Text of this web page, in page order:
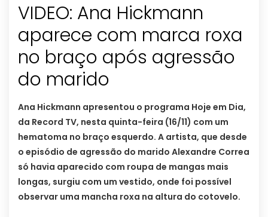
VIDEO: Ana Hickmann
aparece com marca roxa
no braço após agressão
do marido
Ana Hickmann apresentou o programa Hoje em Dia,
da Record TV, nesta quinta-feira (16/11) com um
hematoma no braço esquerdo. A artista, que desde
o episódio de agressão do marido Alexandre Correa
só havia aparecido com roupa de mangas mais
longas, surgiu com um vestido, onde foi possível
observar uma mancha roxa na altura do cotovelo.